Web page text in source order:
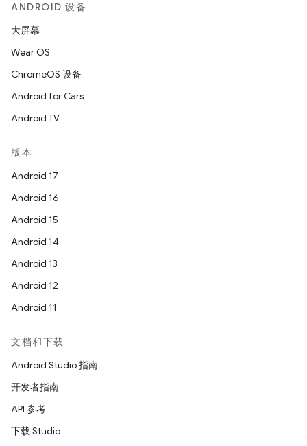
ANDROID 设备
大屏幕
Wear OS
ChromeOS 设备
Android for Cars
Android TV
版本
Android 17
Android 16
Android 15
Android 14
Android 13
Android 12
Android 11
文档和下载
Android Studio 指南
开发者指南
API 参考
下载 Studio